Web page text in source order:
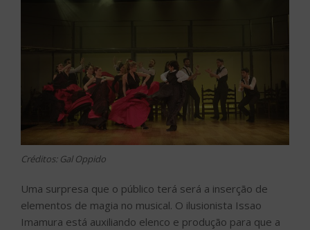
Créditos: Gal Oppido
Uma surpresa que o público terá será a inserção de
elementos de magia no musical. O ilusionista Issao
Imamura está auxiliando elenco e produção para que a